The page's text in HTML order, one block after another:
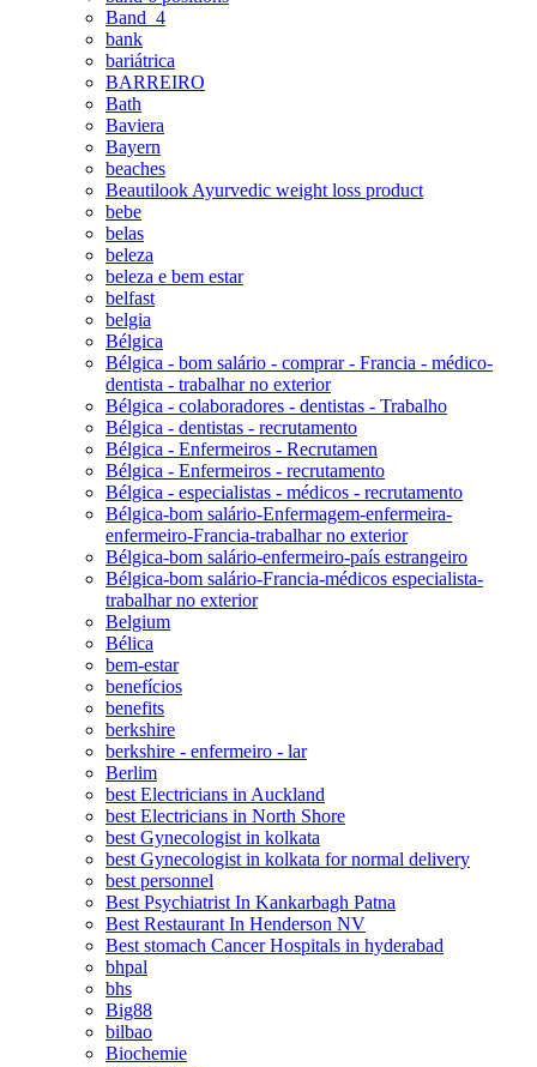
Band_4
bank
bariátrica
BARREIRO
Bath
Baviera
Bayern
beaches
Beautilook Ayurvedic weight loss product
bebe
belas
beleza
beleza e bem estar
belfast
belgia
Bélgica
Bélgica - bom salário - comprar - Francia - médico-
dentista - trabalhar no exterior
Bélgica - colaboradores - dentistas - Trabalho
Bélgica - dentistas - recrutamento
Bélgica - Enfermeiros - Recrutamen
Bélgica - Enfermeiros - recrutamento
Bélgica - especialistas - médicos - recrutamento
Bélgica-bom salário-Enfermagem-enfermeira-
enfermeiro-Francia-trabalhar no exterior
Bélgica-bom salário-enfermeiro-país estrangeiro
Bélgica-bom salário-Francia-médicos especialista-
trabalhar no exterior
Belgium
Bélica
bem-estar
benefícios
benefits
berkshire
berkshire - enfermeiro - lar
Berlim
best Electricians in Auckland
best Electricians in North Shore
best Gynecologist in kolkata
best Gynecologist in kolkata for normal delivery
best personnel
Best Psychiatrist In Kankarbagh Patna
Best Restaurant In Henderson NV
Best stomach Cancer Hospitals in hyderabad
bhpal
bhs
Big88
bilbao
Biochemie